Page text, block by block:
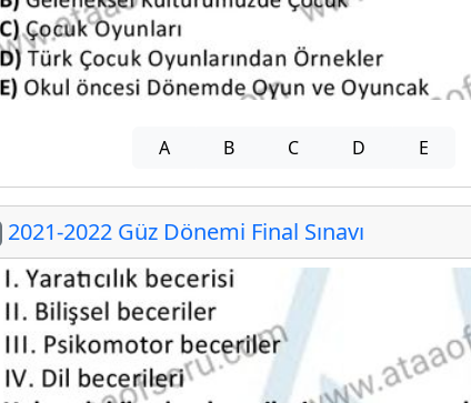
A B C D E
2021-2022 Güz Dönemi Final Sınavı